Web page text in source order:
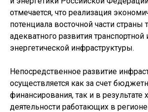
отмечается, что реализация
потенциала восточной части страны
адекватного развития транспортной
энергетической инфраструктуры.
Непосредственное развитие
осуществляется как за счет
финансирования, так и в результате
деятельности работающих в